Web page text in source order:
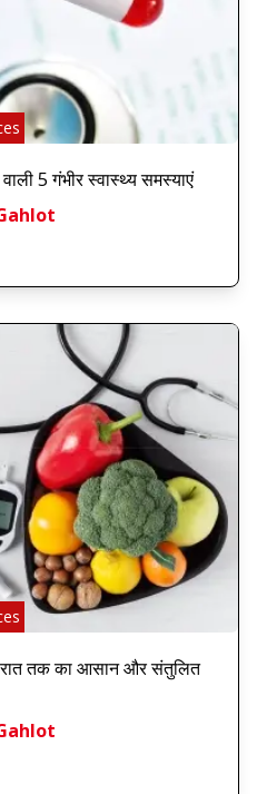
5 गंभीर स्वास्थ्य समस्याएं
रात तक का आसान और संतुलित